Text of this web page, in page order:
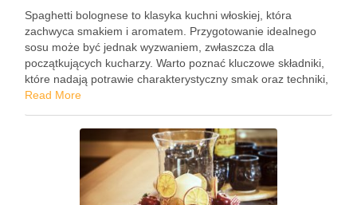
Spaghetti bolognese to klasyka kuchni włoskiej, która
zachwyca smakiem i aromatem. Przygotowanie idealnego
sosu może być jednak wyzwaniem, zwłaszcza dla
początkujących kucharzy. Warto poznać kluczowe składniki,
które nadają potrawie charakterystyczny smak oraz techniki,
które pozwolą wydobyć z nich to, co najlepsze. Czy wiesz,
Read More